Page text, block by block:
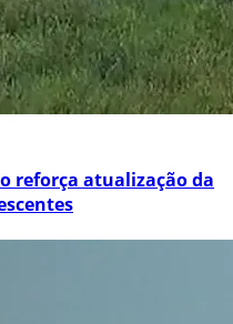
reforça atualização da